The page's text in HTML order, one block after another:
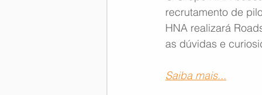
recrutamento de
HNA realizará
as dúvidas e
Saiba mais...